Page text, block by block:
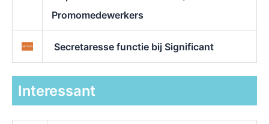
Promomedewerkers
Secretaresse functie bij Significant
Interessant